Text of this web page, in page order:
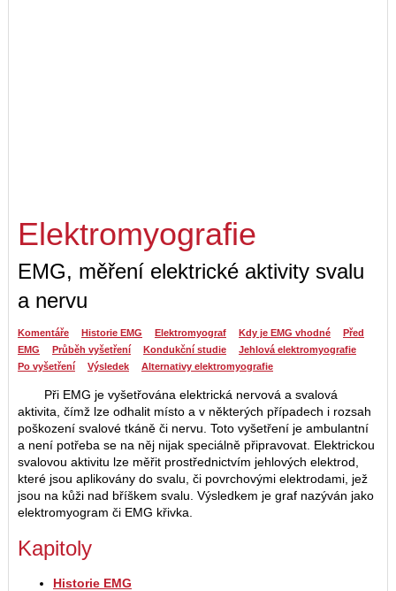
Elektromyografie
EMG, měření elektrické aktivity svalu
a nervu
Komentáře Historie EMG Elektromyograf Kdy je EMG vhodné
Před
EMG
Průběh vyšetření Kondukční studie
Jehlová elektromyografie
Po vyšetření
Výsledek Alternativy elektromyografie
Při EMG je vyšetřována elektrická nervová a svalová
aktivita, čímž lze odhalit místo a v některých případech i rozsah
poškození svalové tkáně či nervu. Toto vyšetření je ambulantní
a není potřeba se na něj nijak speciálně připravovat. Elektrickou
svalovou aktivitu lze měřit prostřednictvím jehlových elektrod,
které jsou aplikovány do svalu, či povrchovými elektrodami, jež
jsou na kůži nad bříškem svalu. Výsledkem je graf nazýván jako
elektromyogram či EMG křivka.
Kapitoly
Historie EMG